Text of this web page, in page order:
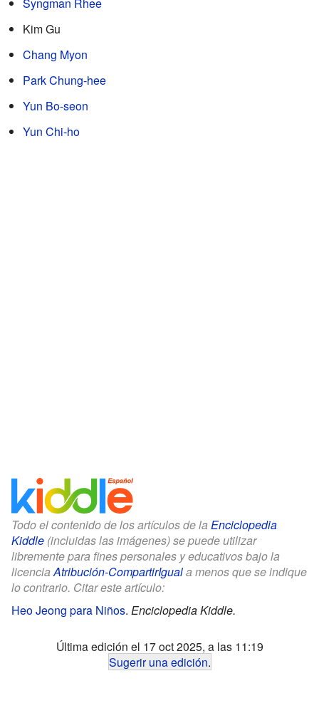
Kim Gu
Chang Myon
Park Chung-hee
Yun Bo-seon
Yun Chi-ho
Todo el contenido de los artículos de la Enciclopedia
Kiddle (incluidas las imágenes) se puede utilizar
libremente para fines personales y educativos bajo la
licenciaAtribución-CompartirIguala menos que se indique
lo contrario. Citar este artículo:
Heo Jeong para Niños. Enciclopedia Kiddle.
Última edición el 17 oct 2025, a las 11:19
Sugerir una edición.